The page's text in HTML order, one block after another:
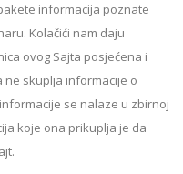
informacija poznate
Kolačići nam daju
ovog Sajta posjećena i
ne skuplja informacije o
se nalaze u zbirnoj
koje ona prikuplja je da